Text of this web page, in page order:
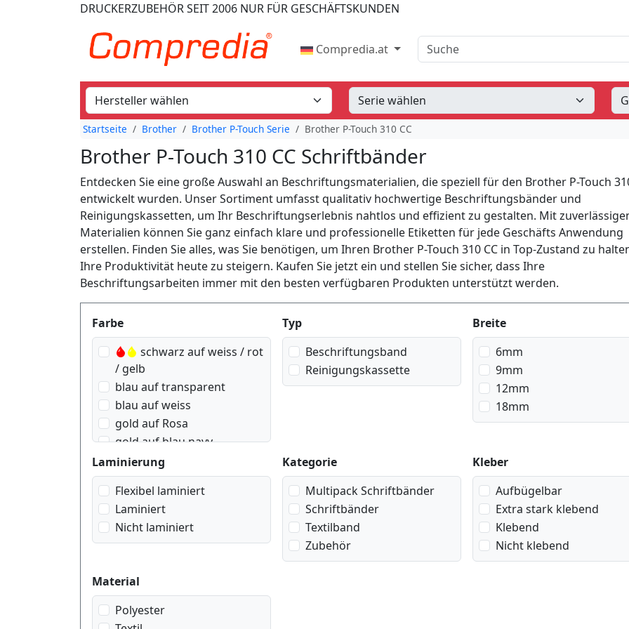
DRUCKERZUBEHÖRSEIT 2006 NUR FÜR GESCHÄFTSKUNDEN
Compredia.at Suche
Startseite Brother Brother P-Touch Serie Brother P-Touch 310 CC
Brother P-Touch 310 CC Schriftbänder
Entdecken Sie eine große Auswahl an Beschriftungsmaterialien, die speziell für den Brother P-Touch
entwickelt wurden. Unser Sortiment umfasst qualitativ hochwertige Beschriftungsbänder und
Reinigungskassetten, um Ihr Beschriftungserlebnis nahtlos und effizient zu gestalten. Mit
Materialien können Sie ganz einfach klare und professionelle Etiketten für jede Geschäfts Anwendung
erstellen. Finden Sie alles, was Sie benötigen, um Ihren Brother P-Touch 310 CC in Top-Zustand zu
Ihre Produktivität heute zu steigern. Kaufen Sie jetzt ein und stellen Sie sicher, dass Ihre
Beschriftungsarbeiten immer mit den besten verfügbaren Produkten unterstützt werden.
Produktfilter
Farbe
schwarz auf weiss / rot
/ gelb
blau auf transparent
blau auf weiss
gold auf Rosa
gold auf blau navy
gold auf rot wein
gold auf weiss
rot auf transparent
rot auf weiss
schwarz auf blau pastell
geometrisch
schwarz auf lila pastell
schwarz auf rosa Herzen
Typ
Beschriftungsband
Reinigungskassette
Breite
6mm
9mm
12mm
18mm
Laminierung
Flexibel laminiert
Laminiert
Nicht laminiert
Kategorie
Multipack Schriftbänder
Schriftbänder
Textilband
Zubehör
Kleber
Aufbügelbar
Extra stark klebend
Klebend
Nicht klebend
Material
Polyester